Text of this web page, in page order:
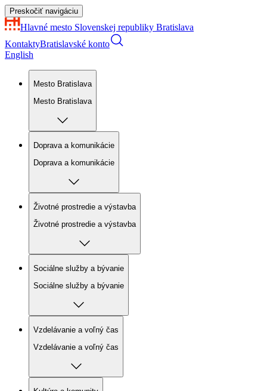
Preskočiť navigáciu
Hlavné mesto Slovenskej republiky Bratislava
KontaktyBratislavské konto
English
Mesto Bratislava
Mesto Bratislava
Doprava a komunikácie
Doprava a komunikácie
Životné prostredie a výstavba
Životné prostredie a výstavba
Sociálne služby a bývanie
Sociálne služby a bývanie
Vzdelávanie a voľný čas
Vzdelávanie a voľný čas